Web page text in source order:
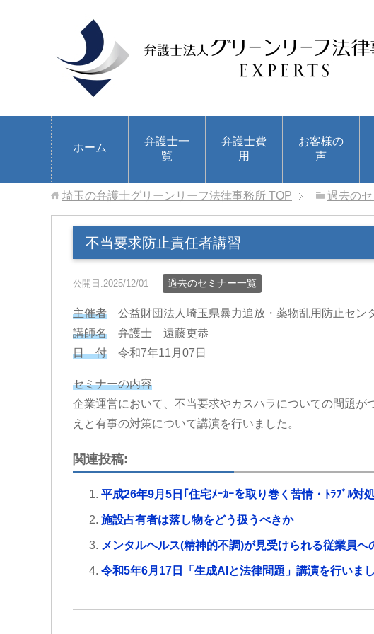
ホーム
弁護士一
覧
弁護士費
用
お客様の
声
埼玉の弁護士グリーンリーフ法律事務所 TOP 過去の
不当要求防止責任者講習
公開日:2025/12/01 過去のセミナー一覧
主催者 公益財団法人埼玉県暴力追放・薬物乱用防止セン
講師名 弁護士 遠藤吏恭
日 付 令和7年11月07日
セミナーの内容
企業運営において、不当要求やカスハラについての問題
えと有事の対策について講演を行いました。
関連投稿:
平成26年9月5日｢住宅ﾒｰｶｰを取り巻く苦情・ﾄﾗﾌﾞﾙ対
施設占有者は落し物をどう扱うべきか
メンタルヘルス(精神的不調)が見受けられる従業員へ
令和5年6月17日「生成AIと法律問題」講演を行いま